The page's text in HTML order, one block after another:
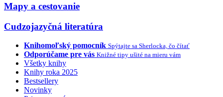
Mapy a cestovanie
Cudzojazyčná literatúra
Knihomoľský pomocník Spýtajte sa Sherlocka, čo čítať
Odporúčame pre vás Knižné tipy ušité na mieru vám
Všetky knihy
Knihy roka 2025
Bestsellery
Novinky